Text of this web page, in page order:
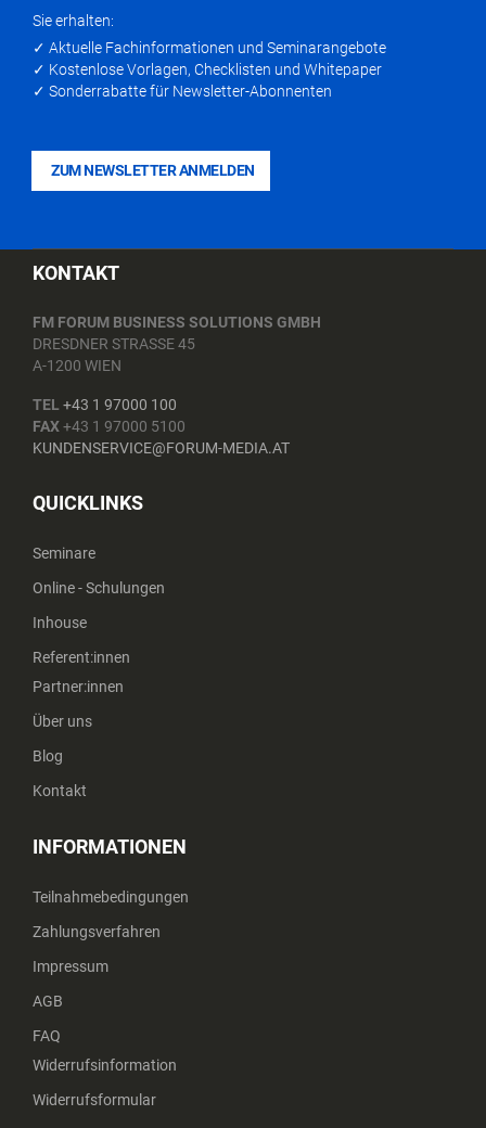
Sie erhalten:
✓ Aktuelle Fachinformationen und Seminarangebote
✓ Kostenlose Vorlagen, Checklisten und Whitepaper
✓ Sonderrabatte für Newsletter-Abonnenten
ZUM NEWSLETTER ANMELDEN
KONTAKT
FM FORUM BUSINESS SOLUTIONS GMBH
DRESDNER STRASSE 45
A-1200 WIEN
TEL +43 1 97000 100
FAX+43 1 97000 5100
KUNDENSERVICE@FORUM-MEDIA.AT
QUICKLINKS
Seminare
Online - Schulungen
Inhouse
Referent:innen
Partner:innen
Über uns
Blog
Kontakt
INFORMATIONEN
Teilnahmebedingungen
Zahlungsverfahren
Impressum
AGB
FAQ
Widerrufsinformation
Widerrufsformular